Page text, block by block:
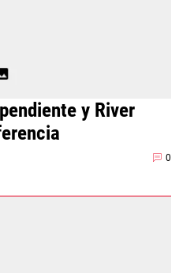
y River
0